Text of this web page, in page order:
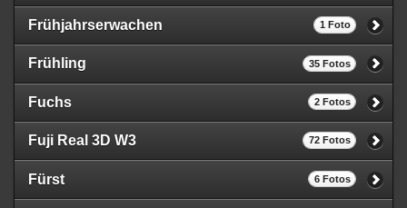
Frühjahrserwachen 1 Foto
Frühling 35 Fotos
Fuchs 2 Fotos
Fuji Real 3D W3 72 Fotos
Fürst 6 Fotos